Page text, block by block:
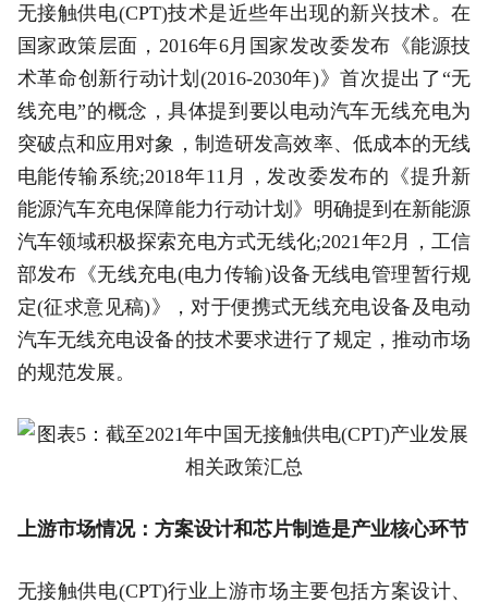
无接触供电(CPT)技术是近些年出现的新兴技术。在
国家政策层面，2016年6月国家发改委发布《能源技
术革命创新行动计划(2016-2030年)》首次提出了“无
线充电”的概念，具体提到要以电动汽车无线充电为
突破点和应用对象，制造研发高效率、低成本的无线
电能传输系统;2018年11月，发改委发布的《提升新
能源汽车充电保障能力行动计划》明确提到在新能源
汽车领域积极探索充电方式无线化;2021年2月，工信
部发布《无线充电(电力传输)设备无线电管理暂行规
定(征求意见稿)》，对于便携式无线充电设备及电动
汽车无线充电设备的技术要求进行了规定，推动市场
的规范发展。
上游市场情况：方案设计和芯片制造是产业核心环节
无接触供电(CPT)行业上游市场主要包括方案设计、